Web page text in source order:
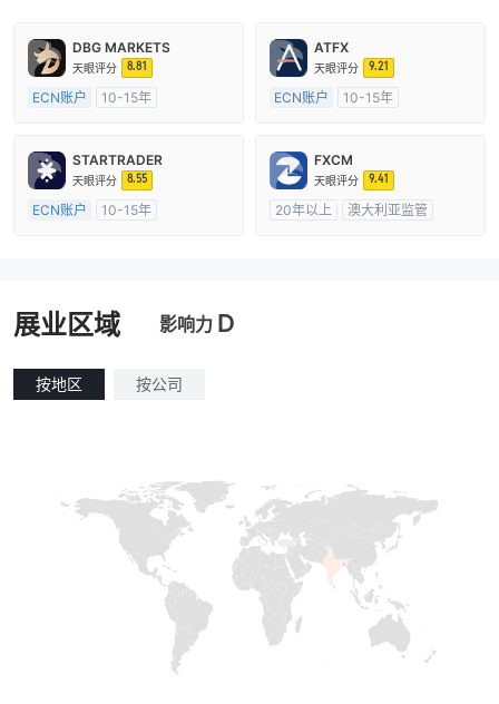
DBG MARKETS
天眼评分 8.81
ECN账户
10-15年
主标MT4
ATFX
天眼评分 9.21
ECN账户
10-15年
主标MT4
STARTRADER
天眼评分 8.55
ECN账户
10-15年
FXCM
天眼评分 9.41
20年以上
澳大利亚监管
展业区域 影响力 D
按地区 按公司